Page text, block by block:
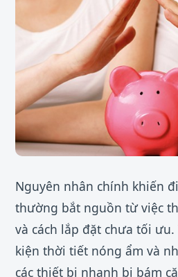
Nguyên nhân chính khiến
thường bắt nguồn từ việc
và cách lắp đặt chưa tối ưu.
kiện thời tiết nóng ẩm và
các thiết bị nhanh bị bám